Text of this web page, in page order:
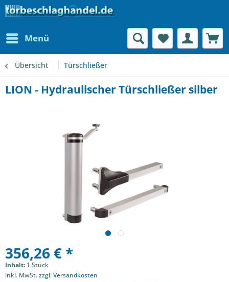
Menü
Übersicht Türschließer
LION - Hydraulischer Türschließer silber
356,26 € *
Inhalt: 1 Stück
inkl. MwSt.zzgl. Versandkosten